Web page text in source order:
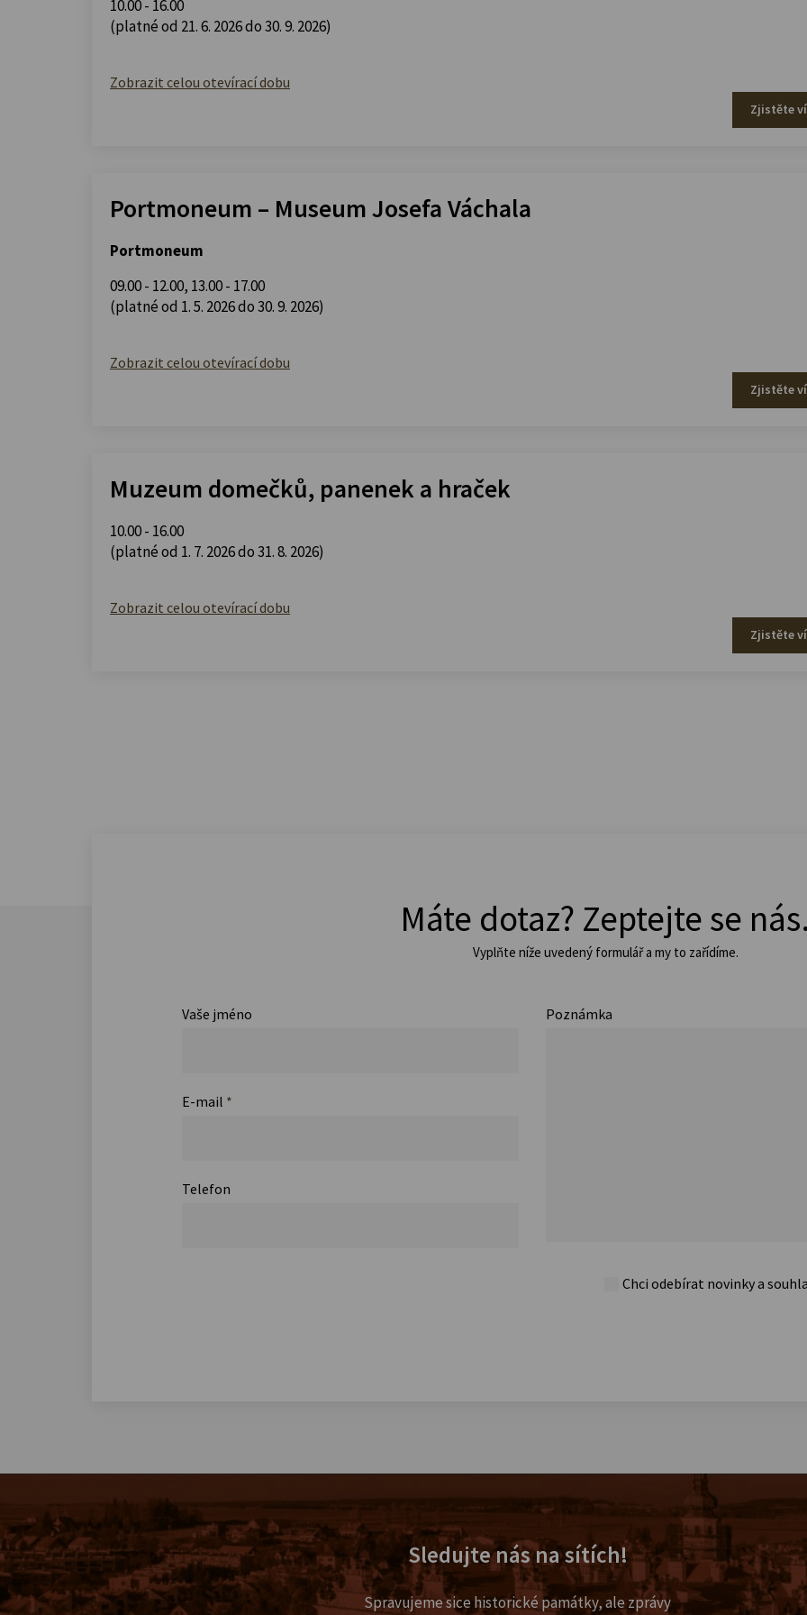
10.00 - 16.00
(platné od 21. 6. 2026 do 30. 9. 2026)
Zobrazit celou otevírací dobu
Zjistěte
Portmoneum – Museum Josefa Váchala
Portmoneum
09.00 - 12.00, 13.00 - 17.00
(platné od 1. 5. 2026 do 30. 9. 2026)
Zobrazit celou otevírací dobu
Zjistěte
Muzeum domečků, panenek a hraček
10.00 - 16.00
(platné od 1. 7. 2026 do 31. 8. 2026)
Zobrazit celou otevírací dobu
Zjistěte
Máte dotaz? Zeptejte se
Vyplňte níže uvedený formulář a my to zařídíme.
Vaše jméno
E-mail *
Telefon
Poznámka
Chci odebírat novinky a
Sledujte nás na sítích!
Spravujeme sice historické památky, ale zprávy